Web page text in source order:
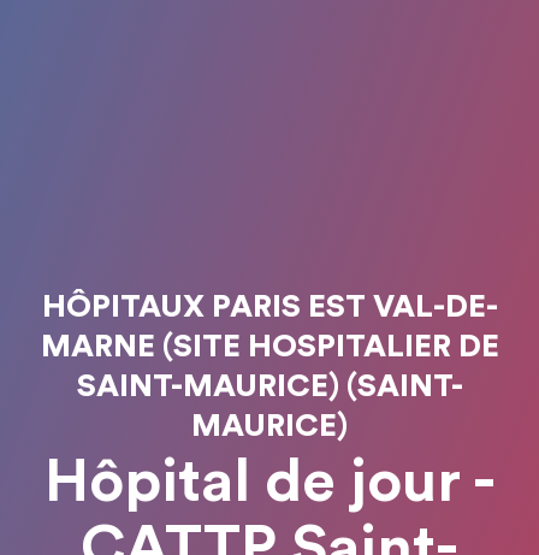
HÔPITAUX PARIS EST VAL-DE-
MARNE (SITE HOSPITALIER DE
SAINT-MAURICE) (SAINT-
MAURICE)
Hôpital de jour -